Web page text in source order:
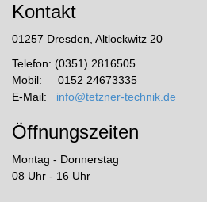
Kontakt
01257 Dresden, Altlockwitz 20
Telefon: (0351) 2816505
Mobil: 0152 24673335
E-Mail: info@tetzner-technik.de
Öffnungszeiten
Montag - Donnerstag
08 Uhr - 16 Uhr